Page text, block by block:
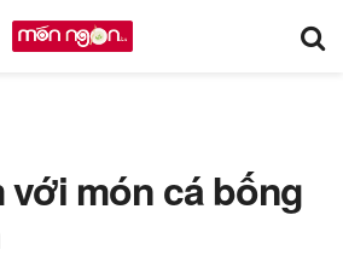
món cá bống